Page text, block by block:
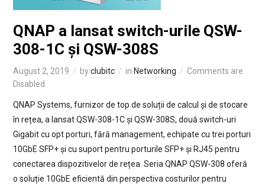
QNAP a lansat switch-urile QSW-
308-1C și QSW-308S
August 2, 2019 byclubitc in Networking
Comments are
Disabled
QNAP Systems, furnizor de top de soluții de calcul și de stocare
în rețea, a lansat QSW-308-1C și QSW-308S, două switch-uri
Gigabit cu opt porturi, fără management, echipate cu trei porturi
10GbE SFP+ și cu suport pentru porturile SFP+ și RJ45 pentru
conectarea dispozitivelor de rețea. Seria QNAP QSW-308 oferă
o soluție 10GbE eficientă din perspectiva costurilor pentru